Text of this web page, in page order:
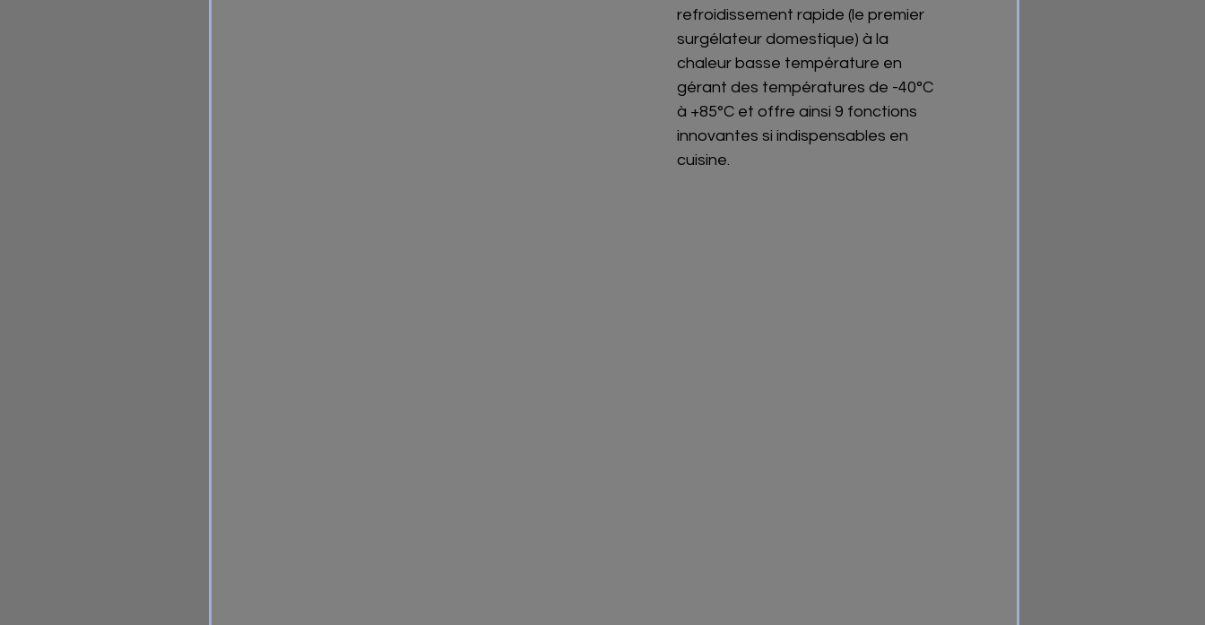
refroidissement rapide (le premier
surgélateur domestique) à la
chaleur basse température en
gérant des températures de -40°C
à +85°C et offre ainsi 9 fonctions
innovantes si indispensables en
cuisine.